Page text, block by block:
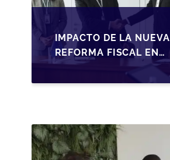
IMPACTO DE LA NUEVA
REFORMA FISCAL EN
LA TRANSMISIÓN DE
PYMES EN ESPAÑA